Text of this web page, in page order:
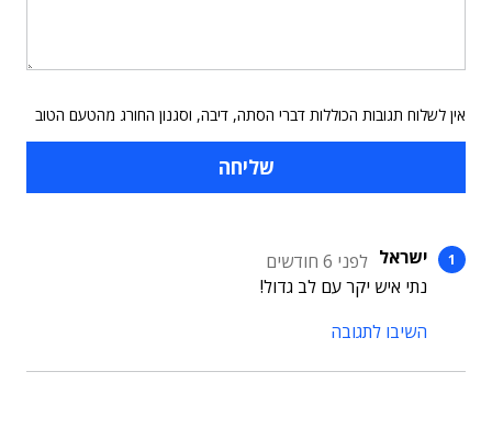
אין לשלוח תגובות הכוללות דברי הסתה, דיבה, וסגנון החורג מהטעם הטוב
ישראל לפני 6 חודשים
נתי איש יקר עם לב גדול!
השיבו לתגובה